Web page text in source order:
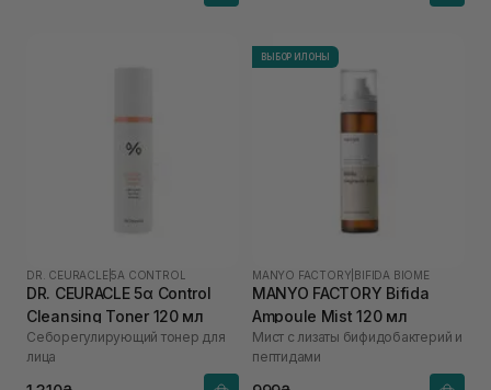
DR. CEURACLE |5Α CONTROL
DR. CEURACLE 5α Control
Cleansing Toner 120 мл
Себорегулирующий тонер для
лица
ВЫБОР ИЛОНЫ
MANYO FACTORY BIFIDA BIOME
MANYO FACTORY Bifida
Ampoule Mist 120 мл
Мист с лизаты бифидобактерий и
пептидами